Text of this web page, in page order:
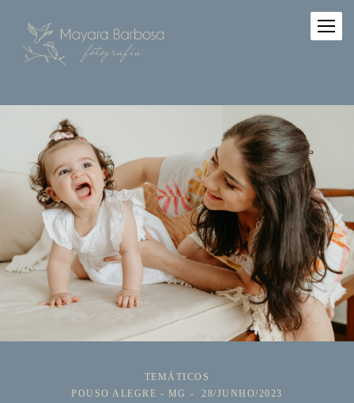
TEMÁTICOS
POUSO ALEGRE - MG
28/JUNHO/2023